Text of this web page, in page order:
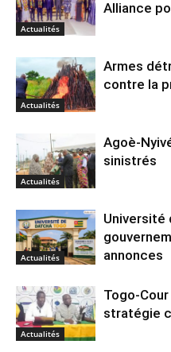
Actualités
Alliance
Actualités
Armes
contre la
Actualités
Agoè-
sinistrés
Actualités
Université
annonces
Actualités
Togo-
stratégie